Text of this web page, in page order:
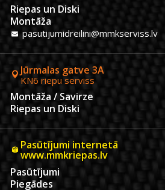
Riepas un Diski
Montāža
pasutijumidreilini@mmkserviss.lv
Jūrmalas gatve 3A
KN6 riepu serviss
Montāža / Savirze
Riepas un Diski
Pasūtījumi internetā
www.mmkriepas.lv
Pasūtījumi
Piegādes